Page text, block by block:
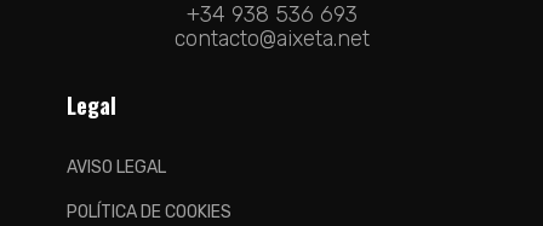
+34 938 536 693
contacto@aixeta.net
Legal
AVISO LEGAL
POLÍTICA DE COOKIES